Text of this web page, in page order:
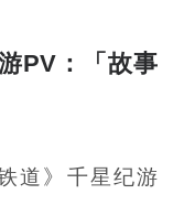
PV：「故事
道》千星纪游